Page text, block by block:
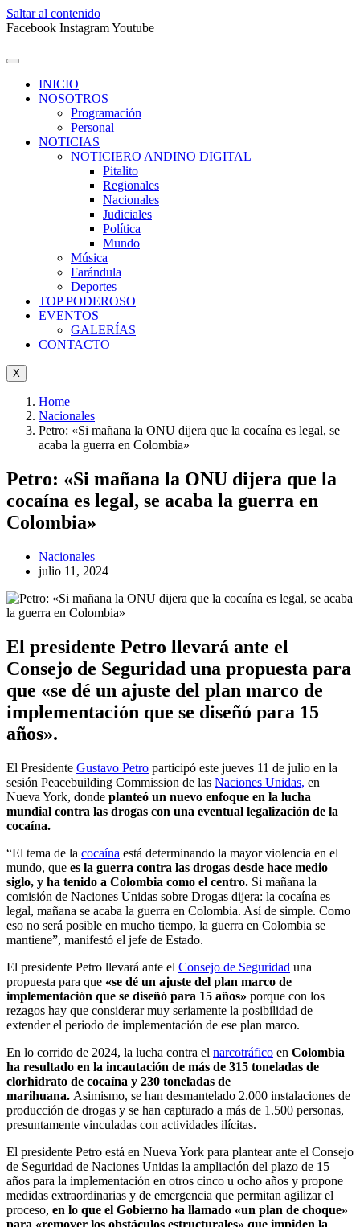
Saltar al contenido
Facebook InstagramYoutube
INICIO
NOSOTROS
Programación
Personal
NOTICIAS
NOTICIERO ANDINO DIGITAL
Pitalito
Regionales
Nacionales
Judiciales
Política
Mundo
Música
Farándula
Deportes
TOP PODEROSO
EVENTOS
GALERÍAS
CONTACTO
X
Home
Nacionales
Petro: «Si mañana la ONU dijera que la cocaína es legal, se
acaba la guerra en Colombia»
Petro: «Si mañana la ONU dijera que la
cocaína es legal, se acaba la guerra en
Colombia»
Nacionales
julio 11, 2024
El presidente Petro llevará ante el
Consejo de Seguridad una propuesta para
que «se dé un ajuste del plan marco de
implementación que se diseñó para 15
años».
El Presidente Gustavo Petro participó este jueves 11 de julio en la
sesión Peacebuilding Commission de las Naciones Unidas, en
Nueva York, donde planteó un nuevo enfoque en la lucha
mundial contra las drogas con una eventual legalización de la
cocaína.
“El tema de la cocaína está determinando la mayor violencia en el
mundo, que es la guerra contra las drogas desde hace medio
siglo, y ha tenido a Colombia como el centro. Si mañana la
comisión de Naciones Unidas sobre Drogas dijera: la cocaína es
legal, mañana se acaba la guerra en Colombia. Así de simple. Como
eso no será posible en mucho tiempo, la guerra en Colombia se
mantiene”, manifestó el jefe de Estado.
El presidente Petro llevará ante el Consejo de Seguridad una
propuesta para que «se dé un ajuste del plan marco de
implementación que se diseñó para 15 años» porque con los
rezagos hay que considerar muy seriamente la posibilidad de
extender el periodo de implementación de ese plan marco.
En lo corrido de 2024, la lucha contra el narcotráfico en Colombia
ha resultado en la incautación de más de 315 toneladas de
clorhidrato de cocaína y 230 toneladas de
marihuana. Asimismo, se han desmantelado 2.000 instalaciones de
producción de drogas y se han capturado a más de 1.500 personas,
presuntamente vinculadas con actividades ilícitas.
El presidente Petro está en Nueva York para plantear ante el Consejo
de Seguridad de Naciones Unidas la ampliación del plazo de 15
años para la implementación en otros cinco u ocho años y propone
medidas extraordinarias y de emergencia que permitan agilizar el
proceso, en lo que el Gobierno ha llamado «un plan de choque»
para «remover los obstáculos estructurales» que impiden la